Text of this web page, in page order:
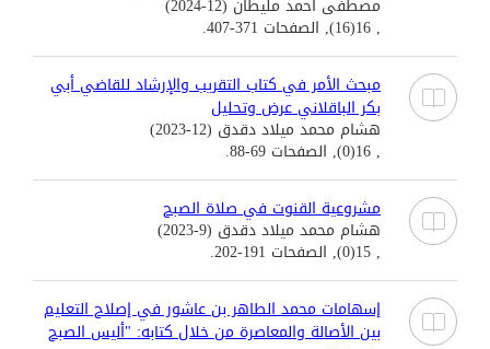
مصطفى احمد مليطان (12-2024)
, 16(16), الصفحات 371-407.
مبحث الأمر في كتاب التقريب والإرشاد للقاضي أبي
بكر الباقلاني عرض وتحليل
هشام محمد ميلاد دقدق (12-2023)
, 16(0), الصفحات 69-88.
مشروعية القنوت في صلاة الصبح
هشام محمد ميلاد دقدق (9-2023)
, 15(0), الصفحات 191-202.
إسهامات محمد الطاهر بن عاشور في إصلاح التعليم
بين الأصالة والمعاصرة من خلال كتابه: "أليس الصبح